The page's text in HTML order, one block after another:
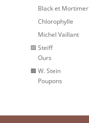
Black et Mortimer
Chlorophylle
Michel Vaillant
🟪 Steiff
Ours
🟫 W. Stein
Poupons